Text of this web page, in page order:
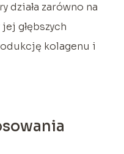
działa zarówno na
głębszych
kolagenu i